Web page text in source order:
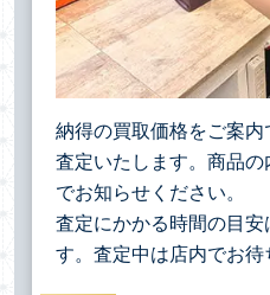
納得の買取価格をご案
査定いたします。商品
でお知らせください。
査定にかかる時間の目
す。査定中は店内でお待